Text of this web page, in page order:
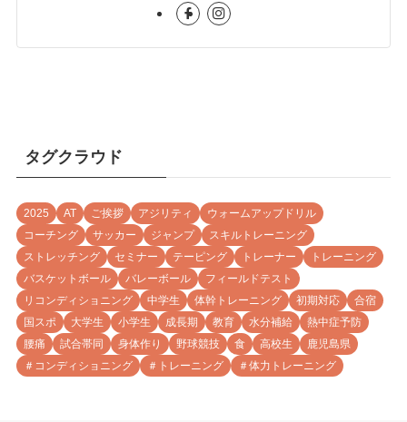
タグクラウド
2025 AT ご挨拶 アジリティ
ウォームアップドリル
コーチング
サッカー ジャンプ
スキルトレーニング
ストレッチング
セミナー テーピング トレーナー
トレーニング
バスケットボール
バレーボール
フィールドテスト
リコンディショニング
中学生 体幹トレーニング 初期対応
合宿
国スポ
大学生 小学生 成長期 教育 水分補給
熱中症予防
腰痛
試合帯同 身体作り 野球競技 食 高校生
鹿児島県
＃コンディショニング
＃トレーニング ＃体力トレーニング